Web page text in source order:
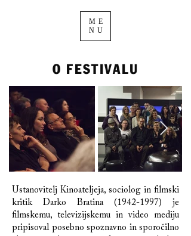
ME
NU
O FESTIVALU
Ustanovitelj Kinoateljeja, sociolog in filmski
kritik Darko Bratina (1942-1997) je
filmskemu, televizijskemu in video mediju
pripisoval posebno spoznavno in sporočilno